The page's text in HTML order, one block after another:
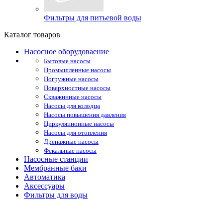
Фильтры для питьевой воды
Каталог товаров
Насосное оборудоваение
Бытовые насосы
Промышленные насосы
Погружные насосы
Поверхностные насосы
Скважинные насосы
Насосы для колодца
Насосы повышения давления
Циркуляционные насосы
Насосы для отопления
Дренажные насосы
Фекальные насосы
Насосные станции
Мембранные баки
Автоматика
Аксессуары
Фильтры для воды